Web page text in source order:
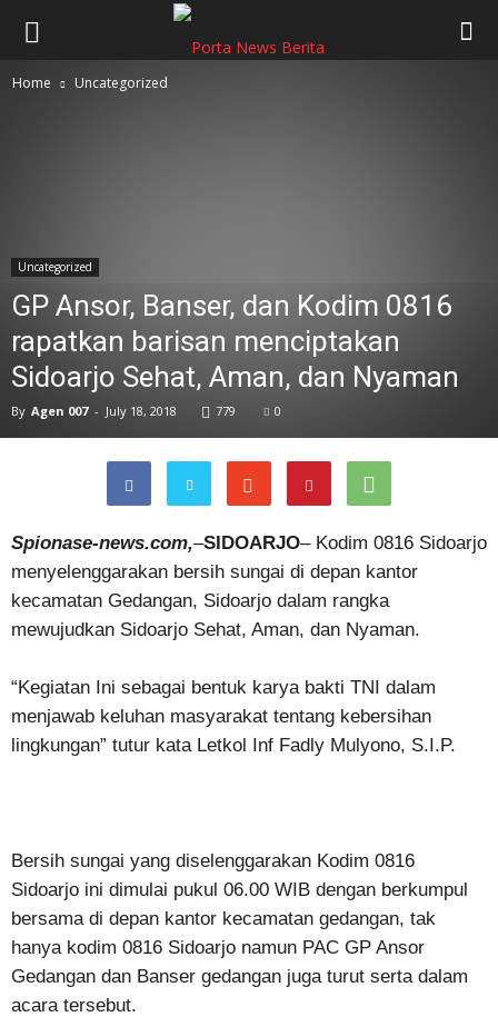
Home Uncategorized
Uncategorized
GP Ansor, Banser, dan Kodim 0816
rapatkan barisan menciptakan
Sidoarjo Sehat, Aman, dan Nyaman
By Agen 007 - July 18, 2018 779 0
Spionase-news.com,–SIDOARJO– Kodim 0816 Sidoarjo
menyelenggarakan bersih sungai di depan kantor
kecamatan Gedangan, Sidoarjo dalam rangka
mewujudkan Sidoarjo Sehat, Aman, dan Nyaman.
“Kegiatan Ini sebagai bentuk karya bakti TNI dalam
menjawab keluhan masyarakat tentang kebersihan
lingkungan” tutur kata Letkol Inf Fadly Mulyono, S.I.P.
Bersih sungai yang diselenggarakan Kodim 0816
Sidoarjo ini dimulai pukul 06.00 WIB dengan berkumpul
bersama di depan kantor kecamatan gedangan, tak
hanya kodim 0816 Sidoarjo namun PAC GP Ansor
Gedangan dan Banser gedangan juga turut serta dalam
acara tersebut.